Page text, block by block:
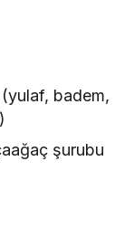
(yulaf, badem,
şurubu